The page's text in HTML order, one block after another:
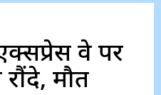
वे पर
मौत